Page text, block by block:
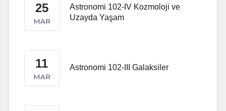
25
MAR
Astronomi 102-IV Kozmoloji ve
Uzayda Yaşam
11
MAR
Astronomi 102-III Galaksiler